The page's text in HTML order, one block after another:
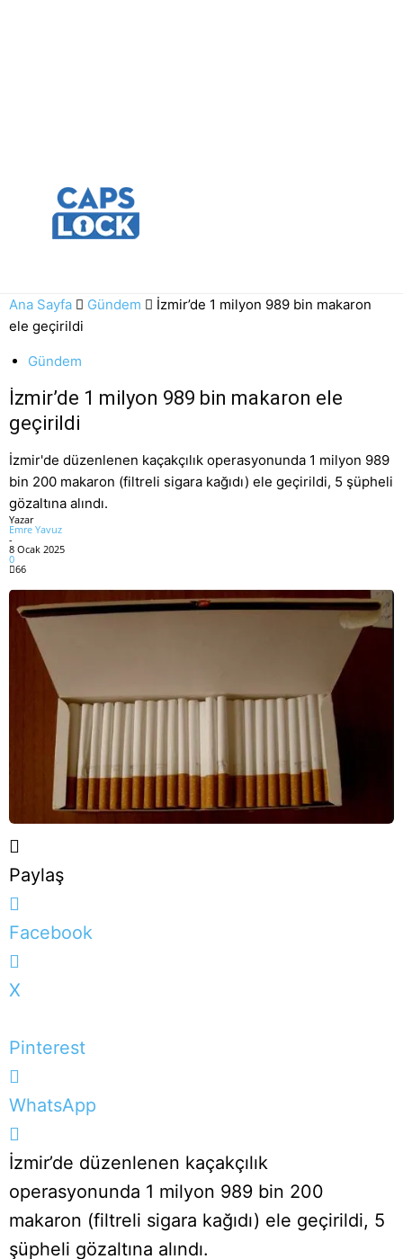
Ana Sayfa Gündem
İzmir’de 1 milyon 989 bin makaron
ele geçirildi
Gündem
İzmir’de 1 milyon 989 bin makaron ele
geçirildi
İzmir'de düzenlenen kaçakçılık operasyonunda 1 milyon 989
bin 200 makaron (filtreli sigara kağıdı) ele geçirildi, 5 şüpheli
gözaltına alındı.
Yazar
Emre Yavuz
-
8 Ocak 2025
0
66
Paylaş
Facebook
X
Pinterest
WhatsApp
İzmir’de düzenlenen kaçakçılık
operasyonunda 1 milyon 989 bin 200
makaron (filtreli sigara kağıdı) ele geçirildi, 5
şüpheli gözaltına alındı.